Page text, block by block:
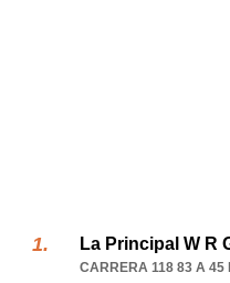
La Principal W R
CARRERA 118 83 A 45